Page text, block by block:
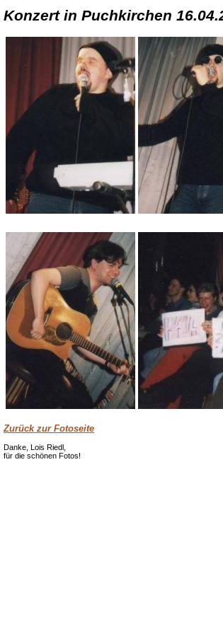
Konzert in Puchkirchen
Zurück zur Fotoseite
Danke, Lois Riedl,
für die schönen Fotos!